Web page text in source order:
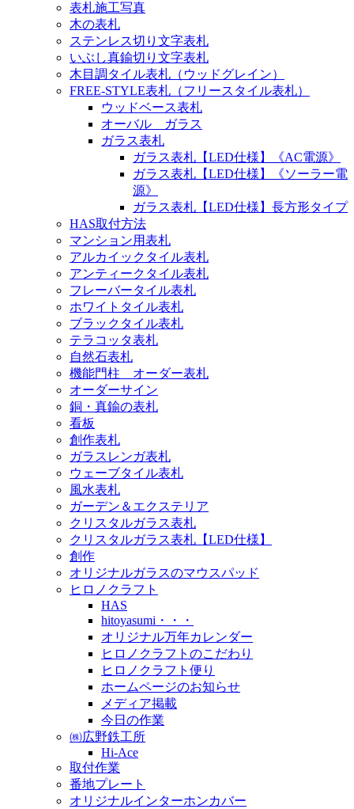
表札施工写真
木の表札
ステンレス切り文字表札
いぶし真鍮切り文字表札
木目調タイル表札（ウッドグレイン）
FREE-STYLE表札（フリースタイル表札）
ウッドベース表札
オーバル ガラス
ガラス表札
ガラス表札【LED仕様】《AC電源》
ガラス表札【LED仕様】《ソーラー電
源》
ガラス表札【LED仕様】長方形タイプ
HAS取付方法
マンション用表札
アルカイックタイル表札
アンティークタイル表札
フレーバータイル表札
ホワイトタイル表札
ブラックタイル表札
テラコッタ表札
自然石表札
機能門柱 オーダー表札
オーダーサイン
銅・真鍮の表札
看板
創作表札
ガラスレンガ表札
ウェーブタイル表札
風水表札
ガーデン＆エクステリア
クリスタルガラス表札
クリスタルガラス表札【LED仕様】
創作
オリジナルガラスのマウスパッド
ヒロノクラフト
HAS
hitoyasumi・・・
オリジナル万年カレンダー
ヒロノクラフトのこだわり
ヒロノクラフト便り
ホームページのお知らせ
メディア掲載
今日の作業
㈱広野鉄工所
Hi-Ace
取付作業
番地プレート
オリジナルインターホンカバー